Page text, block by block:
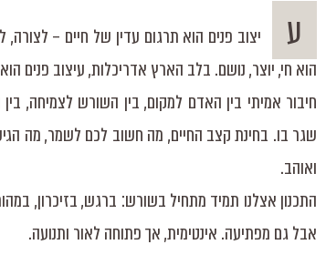
ע
יצוב פנים הוא תרגום עדין של חיים –
הוא חי, יוצר, נושם. בלב הארץ אדריכלות, עיצוב פנים
חיבור אמיתי בין האדם למקום, בין השורש לצמיחה,
שגר בו. בחינת קצב החיים, מה חשוב לכם לשמר, מה
ואוהב.
התכנון אצלנו תמיד מתחיל בשורש: ברגש, בזיכרון,
אבל גם מפתיעה. אינטימית, אך פתוחה לאור ותנועה.